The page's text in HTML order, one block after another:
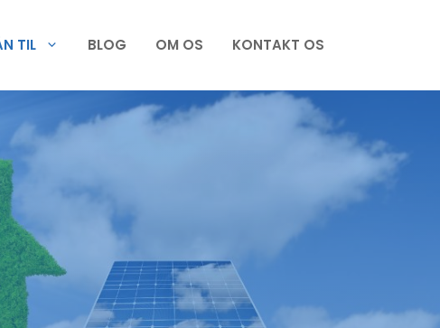
TIL BLOG OM OS KONTAKT OS